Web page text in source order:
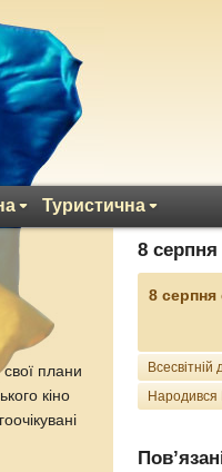
Туристична
свої плани
кіно
8 серпня
8 серпня
Всесвітній
Народився